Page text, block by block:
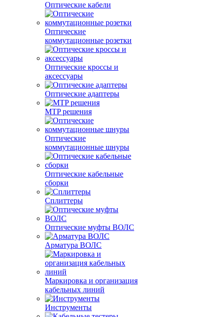
Оптические кабели
Оптические
коммутационные розетки
Оптические кроссы и
аксессуары
Оптические адаптеры
MTP решения
Оптические
коммутационные шнуры
Оптические кабельные
сборки
Сплиттеры
Оптические муфты ВОЛС
Арматура ВОЛС
Маркировка и организация
кабельных линий
Инструменты